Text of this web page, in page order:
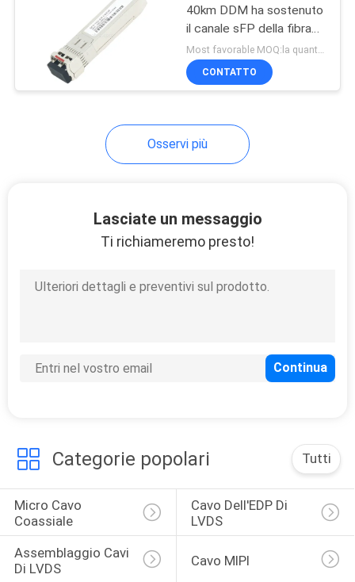
assemblaggio cavi
del molex
Cavo di estensione
Cavo di FFC FPC
40km DDM ha sostenuto
il canale sFP della fibra
per Ethernet
Most favorable MOQ:la quantità può essere negoziabile
CONTATTO
Osservi più
Lasciate un messaggio
Ti richiameremo presto!
Categorie popolari Tutti
Micro Cavo
Coassiale
Cavo Dell'EDP Di
LVDS
Assemblaggio Cavi
Di LVDS
Cavo MIPI